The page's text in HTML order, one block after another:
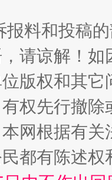
如何以
报料和投稿
请谅解！
版权和其它
权先行撤
网根据有
都有陈述